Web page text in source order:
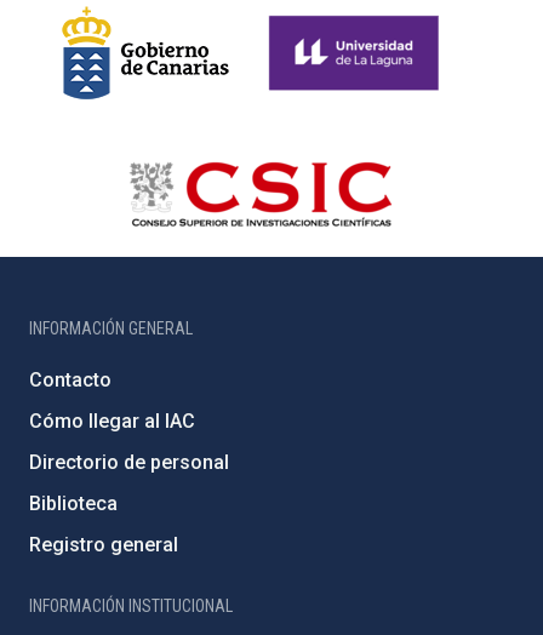
INFORMACIÓN GENERAL
Contacto
Cómo llegar al IAC
Directorio de personal
Biblioteca
Registro general
INFORMACIÓN INSTITUCIONAL